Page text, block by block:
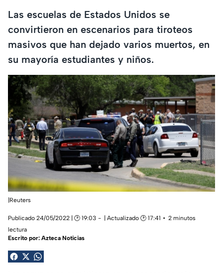
Las escuelas de Estados Unidos se
convirtieron en escenarios para tiroteos
masivos que han dejado varios muertos, en
su mayoría estudiantes y niños.
|Reuters
Publicado 24/05/2022 | 🕑 19:03 | Actualizado 🕑 17:41
2 minutos
lectura
Escrito por: Azteca Noticias